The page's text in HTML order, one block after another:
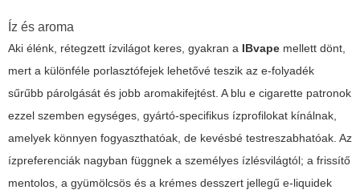
Íz és aroma
Aki élénk, rétegzett ízvilágot keres, gyakran a IBvape mellett dönt,
mert a különféle porlasztófejek lehetővé teszik az e-folyadék
sűrűbb párolgását és jobb aromakifejtést. A blu e cigarette patronok
ezzel szemben egységes, gyártó-specifikus ízprofilokat kínálnak,
amelyek könnyen fogyaszthatóak, de kevésbé testreszabhatóak. Az
ízpreferenciák nagyban függnek a személyes ízlésvilágtól; a frissítő
mentolos, a gyümölcsös és a krémes desszert jellegű e-liquidek